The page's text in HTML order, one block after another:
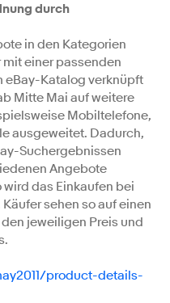
durch
in den Kategorien
einer passenden
eBay-Katalog verknüpft
Mitte Mai auf weitere
Mobiltelefone,
ausgeweitet. Dadurch,
Suchergebnissen
Angebote
das Einkaufen bei
sehen so auf einen
jeweiligen Preis und
product-details-